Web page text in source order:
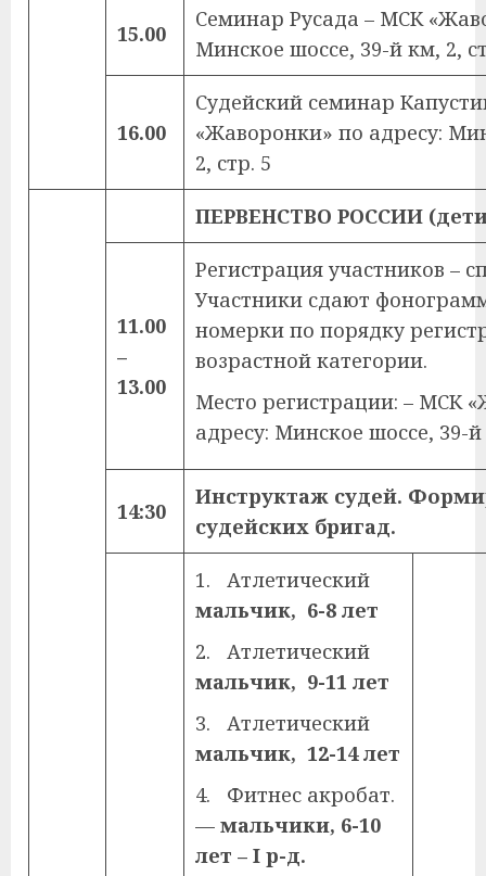
15.00
Семинар Русада – МСК
Минское шоссе, 39-й км, 2,
16.00
Судейский семинар
«Жаворонки» по адресу:
2, стр. 5
ПЕРВЕНСТВО РОССИИ
11.00
–
13.00
Регистрация участников –
Участники сдают
номерки по порядку
возрастной категории.
Место регистрации: – МСК
адресу: Минское шоссе, 39-й
14:30
Инструктаж судей.
судейских бригад.
1. Атлетический
мальчик, 6-8 лет
2. Атлетический
мальчик, 9-11 лет
3. Атлетический
мальчик, 12-14 лет
4. Фитнес акробат.
— мальчики, 6-10
лет – I р-д.